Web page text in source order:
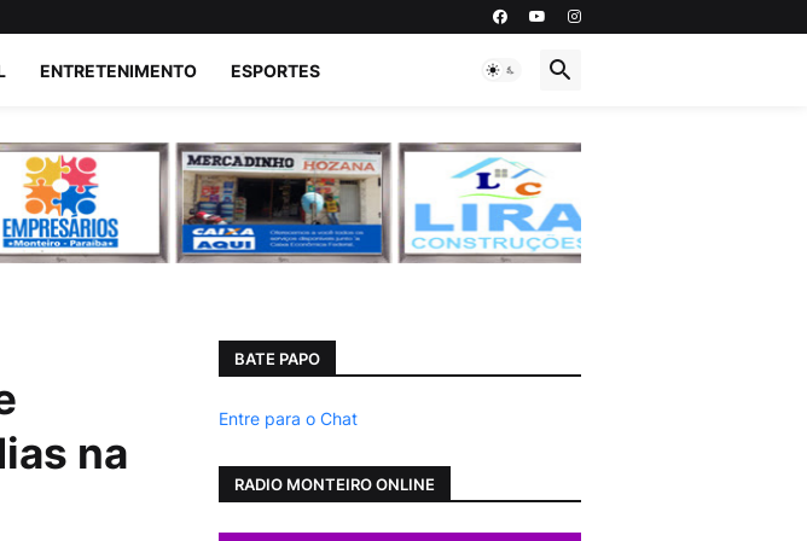
ENTRETENIMENTO ESPORTES
na
BATE PAPO
Entre para o Chat
RADIO MONTEIRO ONLINE